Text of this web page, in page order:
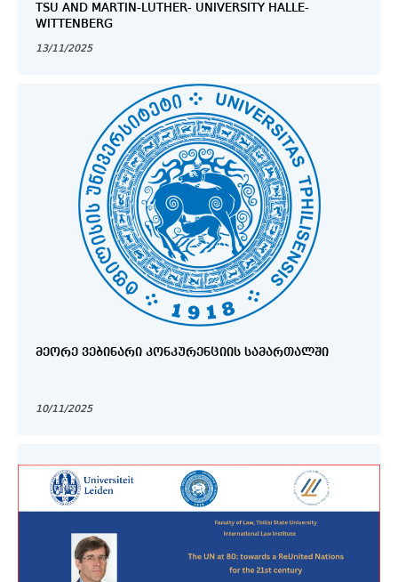
TSU AND MARTIN-LUTHER- UNIVERSITY HALLE-
WITTENBERG
13/11/2025
ᲛᲔᲝᲠᲔ ᲕᲔᲑᲘᲜᲐᲠᲘ ᲙᲝᲜᲙᲣᲠᲔᲜᲪᲘᲘᲡ ᲡᲐᲛᲐᲠᲗᲐᲚᲨᲘ
10/11/2025